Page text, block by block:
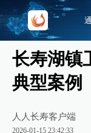
长寿湖镇
典型案例
人人长寿客户端
2026-01-15 23:42:33